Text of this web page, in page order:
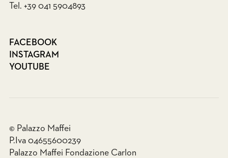
Tel. +39 041 5904893
FACEBOOK
INSTAGRAM
YOUTUBE
© Palazzo Maffei
P.Iva 04655600239
Palazzo Maffei Fondazione Carlon